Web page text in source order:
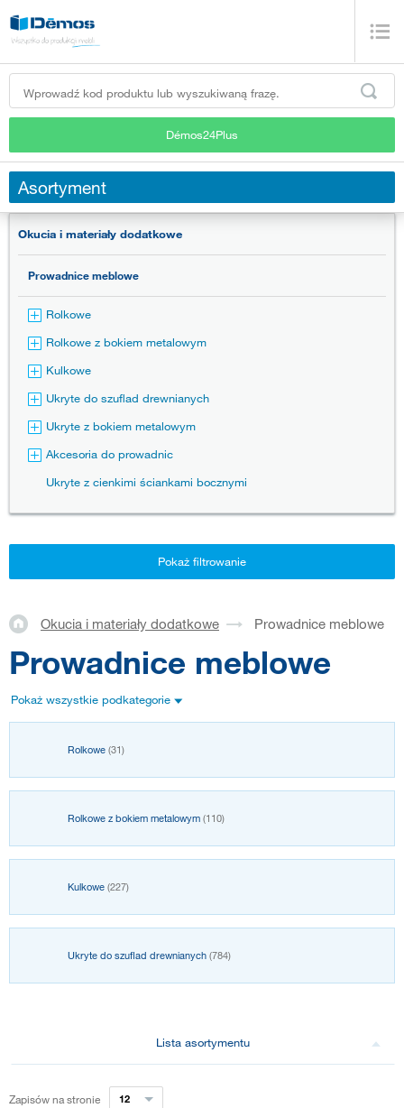
Démos24Plus
Asortyment
Okucia i materiały dodatkowe
Prowadnice meblowe
Rolkowe
Rolkowe z bokiem metalowym
Kulkowe
Ukryte do szuflad drewnianych
Ukryte z bokiem metalowym
Akcesoria do prowadnic
Ukryte z cienkimi ściankami bocznymi
Pokaż filtrowanie
Okucia i materiały dodatkowe Prowadnice meblowe
Prowadnice meblowe
Pokaż wszystkie podkategorie
Rolkowe (31)
Rolkowe z bokiem metalowym (110)
Kulkowe (227)
Ukryte do szuflad drewnianych (784)
Lista asortymentu
Zapisów na stronie 12